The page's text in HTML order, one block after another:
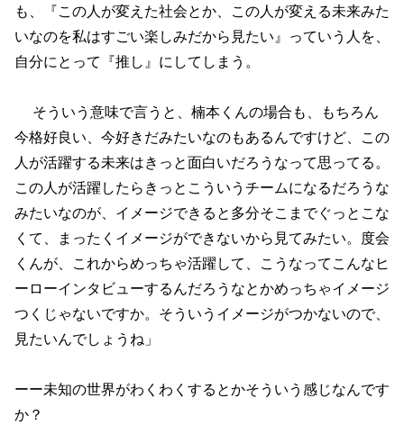
も、『この人が変えた社会とか、この人が変える未来みた
いなのを私はすごい楽しみだから見たい』っていう人を、
自分にとって『推し』にしてしまう。
そういう意味で言うと、楠本くんの場合も、もちろん
今格好良い、今好きだみたいなのもあるんですけど、この
人が活躍する未来はきっと面白いだろうなって思ってる。
この人が活躍したらきっとこういうチームになるだろうな
みたいなのが、イメージできると多分そこまでぐっとこな
くて、まったくイメージができないから見てみたい。度会
くんが、これからめっちゃ活躍して、こうなってこんなヒ
ーローインタビューするんだろうなとかめっちゃイメージ
つくじゃないですか。そういうイメージがつかないので、
見たいんでしょうね」
ーー未知の世界がわくわくするとかそういう感じなんです
か？